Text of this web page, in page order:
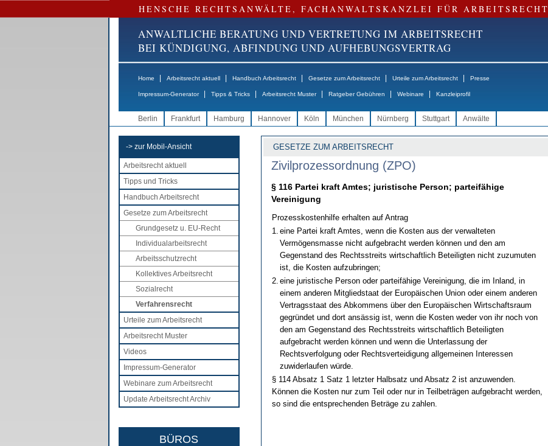
HENSCHE RECHTSANWÄLTE, FACHANWALTSKANZLEI FÜR ARBEITSRECHT
ANWALTLICHE BERATUNG UND VERTRETUNG IM ARBEITSRECHT
BEI KÜNDIGUNG, ABFINDUNG UND AUFHEBUNGSVERTRAG
Home Arbeitsrecht aktuell Handbuch Arbeitsrecht Gesetze zum Arbeitsrecht Urteile zum Arbeitsrecht Presse
Impressum-Generator Tipps & Tricks Arbeitsrecht Muster Ratgeber Gebühren Webinare Kanzleiprofil
Berlin Frankfurt Hamburg Hannover Köln München Nürnberg Stuttgart Anwälte
-> zur Mobil-Ansicht
Arbeitsrecht aktuell
Tipps und Tricks
Handbuch Arbeitsrecht
Gesetze zum Arbeitsrecht
Grundgesetz u. EU-Recht
Individualarbeitsrecht
Arbeitsschutzrecht
Kollektives Arbeitsrecht
Sozialrecht
Verfahrensrecht
Urteile zum Arbeitsrecht
Arbeitsrecht Muster
Videos
Impressum-Generator
Webinare zum Arbeitsrecht
Update Arbeitsrecht Archiv
BÜROS
GESETZE ZUM ARBEITSRECHT
Zivilprozessordnung (ZPO)
§ 116 Partei kraft Amtes; juristische Person; parteifähige
Vereinigung
Prozesskostenhilfe erhalten auf Antrag
1. eine Partei kraft Amtes, wenn die Kosten aus der verwalteten
Vermögensmasse nicht aufgebracht werden können und den am
Gegenstand des Rechtsstreits wirtschaftlich Beteiligten nicht zuzumuten
ist, die Kosten aufzubringen;
2. eine juristische Person oder parteifähige Vereinigung, die im Inland, in
einem anderen Mitgliedstaat der Europäischen Union oder einem anderen
Vertragsstaat des Abkommens über den Europäischen Wirtschaftsraum
gegründet und dort ansässig ist, wenn die Kosten weder von ihr noch von
den am Gegenstand des Rechtsstreits wirtschaftlich Beteiligten
aufgebracht werden können und wenn die Unterlassung der
Rechtsverfolgung oder Rechtsverteidigung allgemeinen Interessen
zuwiderlaufen würde.
§ 114 Absatz 1 Satz 1 letzter Halbsatz und Absatz 2 ist anzuwenden.
Können die Kosten nur zum Teil oder nur in Teilbeträgen aufgebracht werden,
so sind die entsprechenden Beträge zu zahlen.